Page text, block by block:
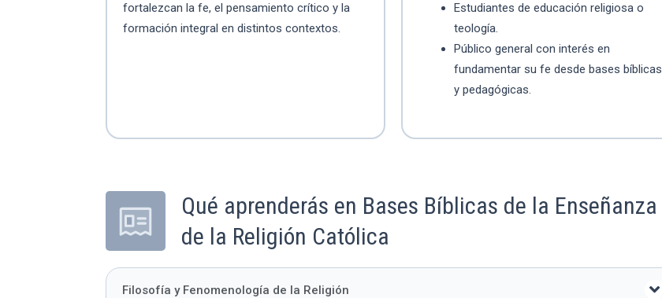
fortalezcan la fe, el pensamiento crítico y la
formación integral en distintos contextos.
Estudiantes de educación religiosa o
teología.
Público general con interés en
fundamentar su fe desde bases bíblicas
y pedagógicas.
Qué aprenderás en Bases Bíblicas de la Enseñanza
de la Religión Católica
Filosofía y Fenomenología de la Religión